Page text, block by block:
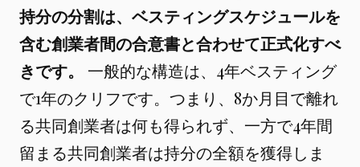
持分の分割は、ベスティングスケジュールを
含む創業者間の合意書と合わせて正式化すべ
きです。
一般的な構造は、4年ベスティング
で1年のクリフです。つまり、8か月目で離れ
る共同創業者は何も得られず、一方で4年間
留まる共同創業者は持分の全額を獲得しま